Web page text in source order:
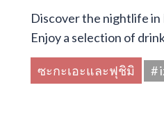
Discover the nightlife in
Enjoy a selection of
ซะกะเอะและฟุชิมิ #